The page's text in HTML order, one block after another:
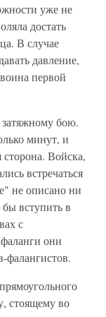
уже не
достать
В случае
давление,
первой
бою.
минут, и
сторона. Войска,
встречаться
не описано ни
вступить в
с
они
фалангистов.
стоящему во